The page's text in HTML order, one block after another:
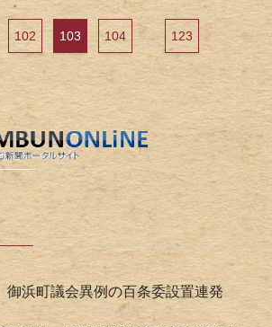
102 103 104 ... 123
浜町議会異例の百条委設置連発